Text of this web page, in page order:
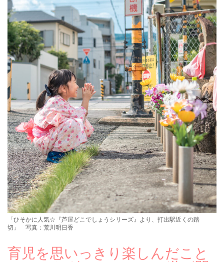
「ひそかに人気☆『芦屋どこでしょうシリーズ』より、打出駅近くの踏
切」 写真：荒川明日香
育児を思いっきり楽しんだこと